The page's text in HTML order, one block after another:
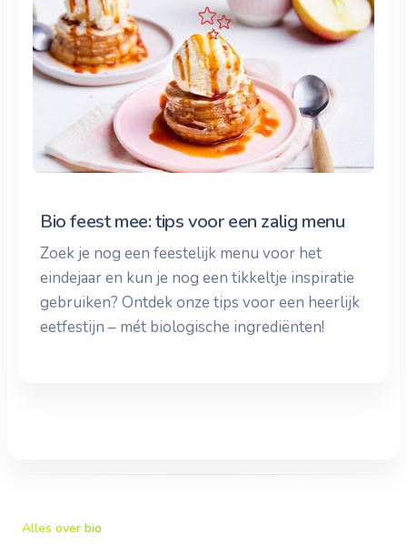
Bio feest mee: tips voor een zalig menu
Zoek je nog een feestelijk menu voor het
eindejaar en kun je nog een tikkeltje inspiratie
gebruiken? Ontdek onze tips voor een heerlijk
eetfestijn – mét biologische ingrediënten!
Alles over bio